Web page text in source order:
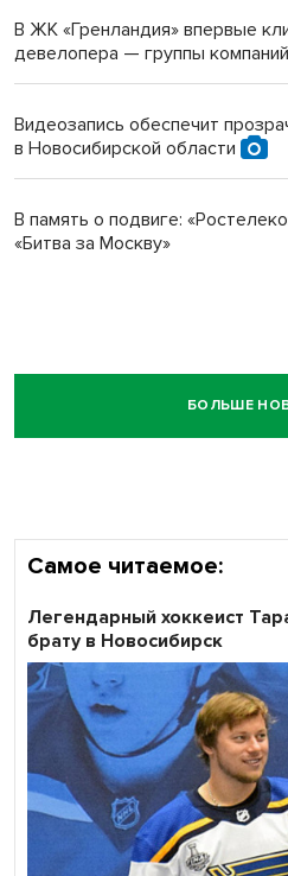
В ЖК «Гренландия» впервые
девелопера — группы
Видеозапись обеспечит
в Новосибирской области
В память о подвиге:
«Битва за Москву»
БОЛЬШЕ
Самое читаемое:
Легендарный хоккеист
брату в Новосибирск